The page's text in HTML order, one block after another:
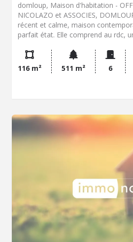
domloup, Maison d'habitation -
NICOLAZO et ASSOCIES,
récent et calme, maison
parfait état. Elle comprend au rdc,
cuisine aménagée et équipée,
placard et salle d'eau, WC. A
belles chambres sans soupente,
WC séparé. Garage avec partie
! les transports sont à proximité -
Classe climat : C - Montant estimé
annuelles d'énergie pour un usage
€ (base 2021) - Prix Hon. Négo
3,51% Hon. Négo TTC charge acq.
:370 000 € - Réf : 019/5604 MCB
116 m² 511 m² 6